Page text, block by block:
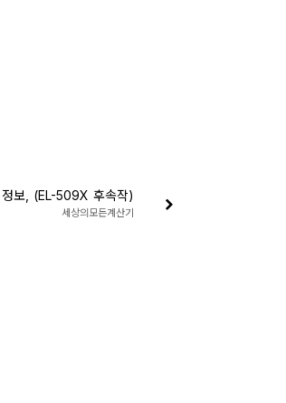
보, (EL-509X 후속작)
세상의모든계산기